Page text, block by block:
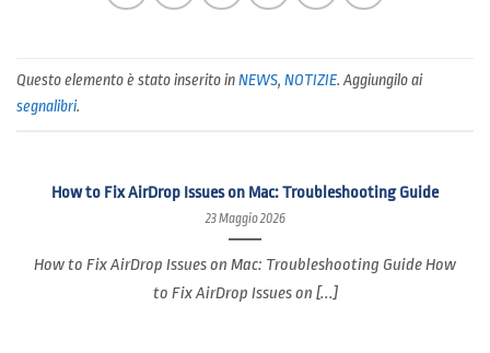
Questo elemento è stato inserito inNEWS, NOTIZIE. Aggiungilo ai
segnalibri.
How to Fix AirDrop Issues on Mac: Troubleshooting Guide
23 Maggio 2026
How to Fix AirDrop Issues on Mac: Troubleshooting Guide How
to Fix AirDrop Issues on [...]